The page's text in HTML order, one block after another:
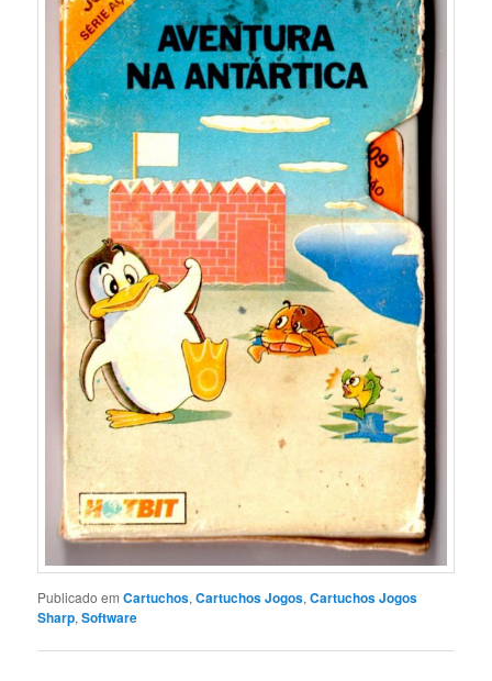
Publicado em Cartuchos,Cartuchos Jogos,Cartuchos Jogos
Sharp,Software